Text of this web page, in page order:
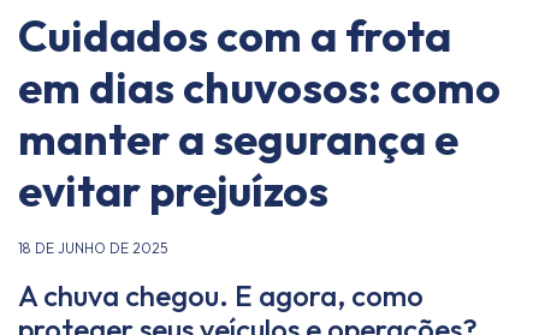
Cuidados com a frota
em dias chuvosos: como
manter a segurança e
evitar prejuízos
18 DE JUNHO DE 2025
A chuva chegou. E agora, como